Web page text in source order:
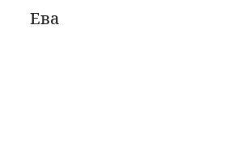
Ева